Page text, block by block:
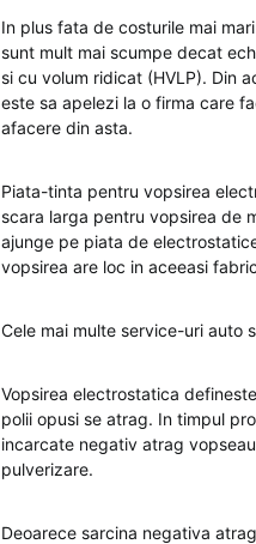
In plus fata de costurile mai
sunt mult mai scumpe decat
si cu volum ridicat (HVLP). Din
este sa apelezi la o firma care
afacere din asta.
Piata-tinta pentru vopsirea
scara larga pentru vopsirea de
ajunge pe piata de
vopsirea are loc in aceeasi
Cele mai multe service-uri auto
Vopsirea electrostatica
polii opusi se atrag. In timpul
incarcate negativ atrag
pulverizare.
Deoarece sarcina negativa